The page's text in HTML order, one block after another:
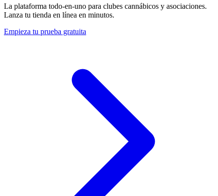
La plataforma todo-en-uno para clubes cannábicos y asociaciones.
Lanza tu tienda en línea en minutos.
Empieza tu prueba gratuita